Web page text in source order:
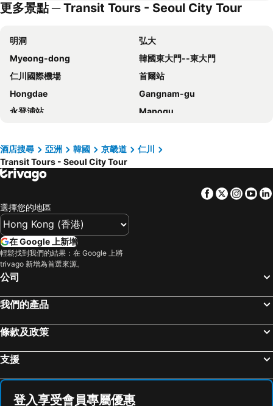
Skytop Hotel Incheon Airport
Days Hotel & Suites by Wyndham Incheon Airport
Incheon Airtel
Bluebird Hotel
Holiday Inn Incheon Songdo By Ihg
Incheon The Hotel Yeongjong
Western Grace Hotel
Hyatt Regency Incheon Paradise City
Songdo Central Park Hotel
Airsky Hotel Incheon
Harbor Park Hotel
Incheon Airport Hotel June
Gyeongwonjae By Walkerhill
Hotel Seattle Incheon Airport
Incheon Airporthotel Airstay
Incheon Airport Hotel Zeumes
Seaworld Incheon Airport
Incheon Airport Yeongjong Guesthouse
Browndot Hotel Incheon Songdo
Days And Suites Incheon Airport
Songdo Bridge
Ocean Soleview Hotel
Oceanside Hotel Incheon Airport
Hotel Hue Loft
Hotel Parkwood Incheon Airport
Howard Johnson by Wyndham Incheon Airport
Howard Johnson Incheon City
Stay Passport Morocco Spa Incheon Songdo
更多景點 ─ Transit Tours - Seoul City Tour
明洞
弘大
Myeong-dong
韓國東大門--東大門
仁川國際機場
首爾站
Hongdae
Gangnam-gu
永登浦站
Mapogu
COEX商場
梨泰院
龍山站
首爾蠶室綜合運動場
Jongno
金浦國際機場
Lotte World
韓國會展中心水族館
Transit Tours - Seoul City Tour
Yongsan
Apgujeong
Everland
Songdo
Myeong-dong Cathedral
酒店搜尋 亞洲 韓國 京畿道
仁川
Transit Tours - Seoul City Tour
Facebook
Twitter
選擇您的地區
在 Google 上新增
輕鬆找到我們的結果：在 Google 上將
trivago 新增為首選來源。
公司
我們的產品
條款及政策
支援
登入享受會員專屬優惠